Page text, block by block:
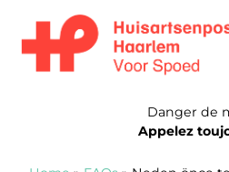
Danger de
Appelez